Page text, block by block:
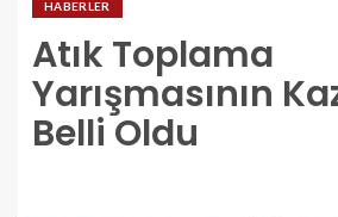
HABERLER
Atık Toplama
Yarışmasının
Belli Oldu